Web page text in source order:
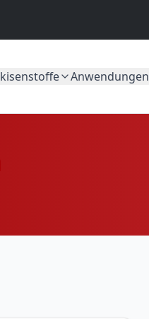
Anwendungen